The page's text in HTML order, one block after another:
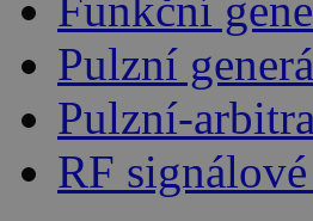
Pulzní
Pulzní-
RF